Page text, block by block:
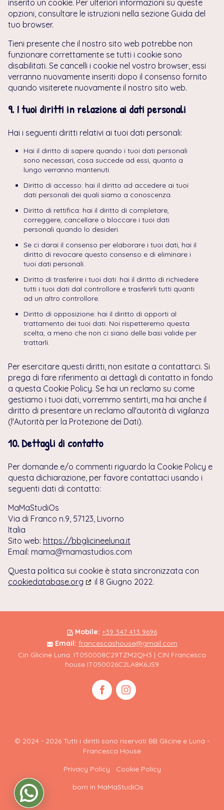
inserito un cookie. Per ulteriori informazioni su queste
opzioni, consultare le istruzioni nella sezione Guida del
tuo browser.
Tieni presente che il nostro sito web potrebbe non
funzionare correttamente se tutti i cookie sono
disabilitati. Se cancelli i cookie nel vostro browser, essi
verranno nuovamente inseriti dopo il consenso fornito
quando visiterete nuovamente il nostro sito web.
9. I tuoi diritti in relazione ai dati personali
Hai i seguenti diritti relativi ai tuoi dati personali:
Hai il diritto di sapere quando i tuoi dati personali
sono necessari, cosa succede ad essi, quanto a
lungo verranno mantenuti.
Diritto di accesso: hai il diritto ad accedere ai tuoi
dati personali dei quali siamo a conoscenza.
Diritto di rettifica: hai il diritto di completare,
correggere, cancellare o bloccare i tuoi dati
personali quando lo desideri.
Se ci darai il consenso per elaborare i tuoi dati, hai il
diritto di revocare questo consenso e di eliminare i
tuoi dati personali.
Diritto di trasferire i tuoi dati: hai il diritto di richiedere
tutti i tuoi dati dal controllore e trasferirli tutti quanti
ad un altro controllore.
Diritto di opposizione: hai il diritto di opporti al
trattamento dei tuoi dati. Noi rispetteremo questa
scelta, a meno che non ci siano delle basi valide per
trattarli.
Per esercitare questi diritti, non esitate a contattarci. Si
prega di fare riferimento ai dettagli di contatto in fondo
a questa Cookie Policy. Se hai un reclamo su come
gestiamo i tuoi dati, vorremmo sentirti, ma hai anche il
diritto di presentare un reclamo all'autorità di vigilanza
(l'Autorità per la Protezione dei Dati).
10. Dettagli di contatto
Per domande e/o commenti riguardo la Cookie Policy e
questa dichiarazione, per favore contattaci usando i
seguenti dati di contatto:
MaMaStudiOs
Via di Franco n.9, 57123, Livorno
Italia
Sito web: https://bbglicineeluna.it
Email: mama@mamastudios.com
Questa politica sui cookie è stata sincronizzata con
cookiedatabase.org
il 8 Giugno 2022.
Mobile: +39 347 413 9696
Email: francescashouse@gmail.com
Cin Glicine Luna: IT050008C29TZM2QH3 | CIN Francesca
house IT050026C2LA8K6JS9
© 2024 - 2026 Tutti i diritti sono riservati BB Glicine e Luna -
Francesca House
Privacy Policy
Cookie Policy
born in MaMaStudiOs